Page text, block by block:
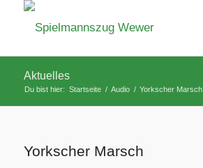
Aktuelles
Du bist hier: Startseite / Audio / Yorkscher Marsch
Yorkscher Marsch